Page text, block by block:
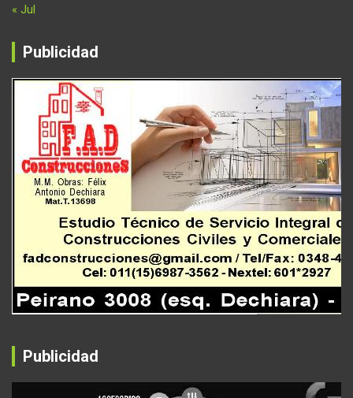
« Jul
Publicidad
Publicidad